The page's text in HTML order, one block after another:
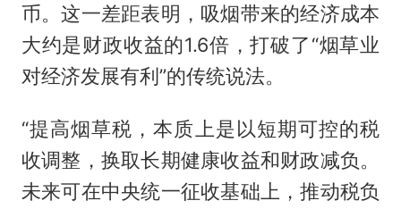
币。这一差距表明，吸烟带来的经济成本
大约是财政收益的1.6倍，打破了“烟草业
对经济发展有利”的传统说法。
“提高烟草税，本质上是以短期可控的税
收调整，换取长期健康收益和财政减负。
未来可在中央统一征收基础上，推动税负